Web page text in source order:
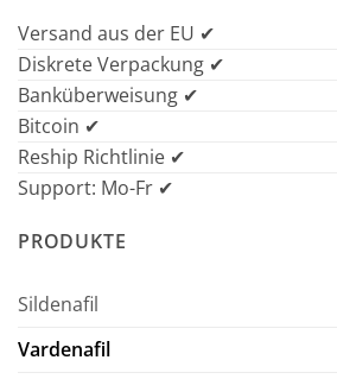
Versand aus der EU ✔
Diskrete Verpackung ✔
Banküberweisung ✔
Bitcoin ✔
Reship Richtlinie ✔
Support: Mo-Fr ✔
PRODUKTE
Sildenafil
Vardenafil